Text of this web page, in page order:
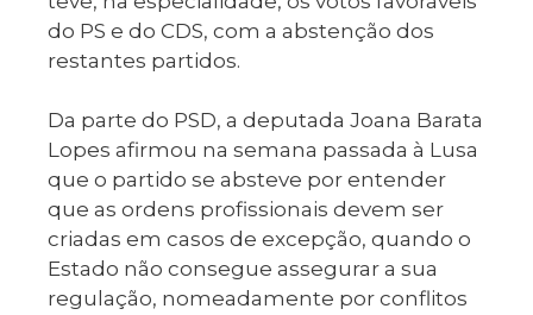
do PS e do CDS, com a abstenção dos
restantes partidos.
Da parte do PSD, a deputada Joana Barata
Lopes afirmou na semana passada à Lusa
que o partido se absteve por entender
que as ordens profissionais devem ser
criadas em casos de excepção, quando o
Estado não consegue assegurar a sua
regulação, nomeadamente por conflitos